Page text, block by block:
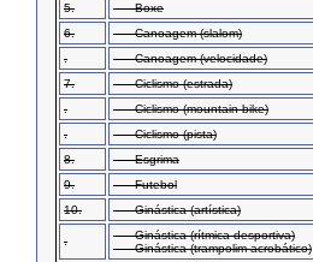
5.
Boxe
6.
Canoagem (slalom)
.
Canoagem (velocidade)
7.
Ciclismo (estrada)
.
Ciclismo (mountain bike)
.
Ciclismo (pista)
8.
Esgrima
9.
Futebol
10.
Ginástica (artística)
.
Ginástica (rítmica desportiva)
Ginástica (trampolim acrobático)